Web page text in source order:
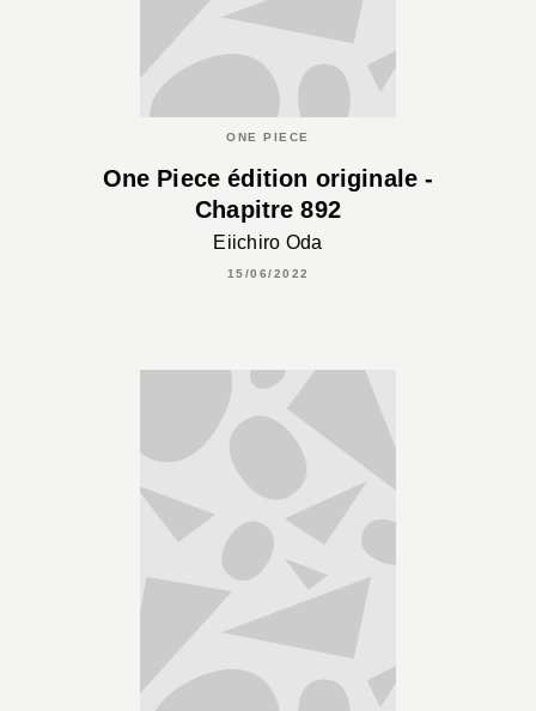
ONE PIECE
One Piece édition originale -
Chapitre 892
Eiichiro Oda
15/06/2022